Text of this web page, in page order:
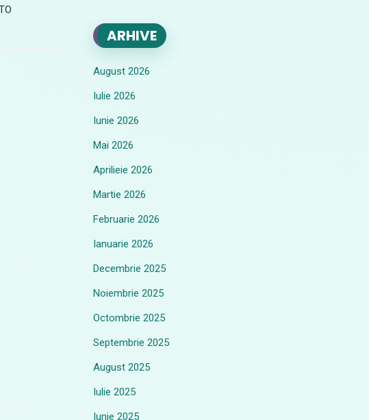
ARHIVE
August 2026
Iulie 2026
Iunie 2026
Mai 2026
Aprilieie 2026
Martie 2026
Februarie 2026
Ianuarie 2026
Decembrie 2025
Noiembrie 2025
Octombrie 2025
Septembrie 2025
August 2025
Iulie 2025
Iunie 2025